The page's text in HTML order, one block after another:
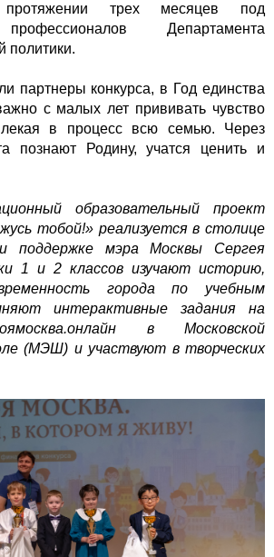
трех месяцев под
Департамента
политики.
партнеры конкурса, в Год единства
с малых лет прививать чувство
в процесс всю семью. Через
познают Родину, учатся ценить и
образовательный проект
тобой!» реализуется в столице
поддержке мэра Москвы Сергея
1 и 2 классов изучают историю,
города по учебным
интерактивные задания на
в Московской
(МЭШ) и участвуют в творческих